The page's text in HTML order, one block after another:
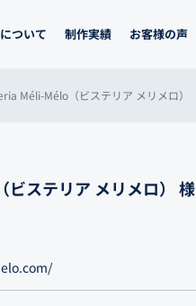
ついて 制作実績 お客様の声
Méli-Mélo（ビステリア メリメロ）
ステリア メリメロ） 様